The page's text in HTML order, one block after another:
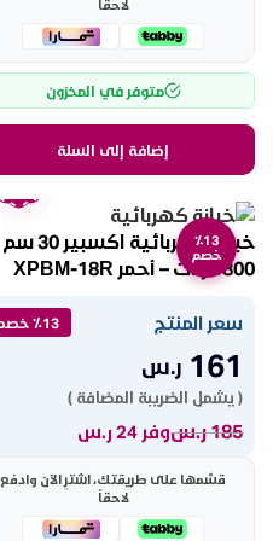
لاحقاً
متوفر في المخزون
إضافة إلى السلة
٪13
خصم
ضمان
خبازة كهربائية اكسبير 30 سم
1800 وات – أحمر XPBM-18R
سعر المنتج ٪13 خصم
161 ر.س
( يشمل الضريبة المضافة )
185ر.سوفر 24 ر.س
قسّمها على طريقتك، اشترِ الآن وادفع
لاحقاً